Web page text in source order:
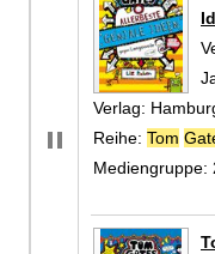
Verlag:
Reihe: Tom
Mediengruppe: